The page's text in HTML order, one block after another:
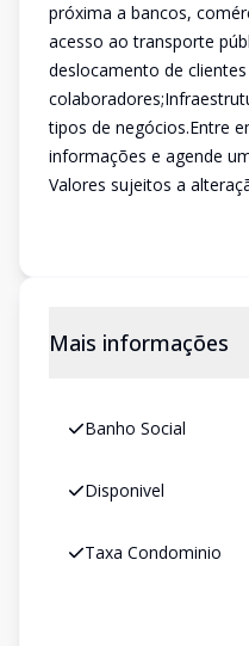
próxima a bancos,
acesso ao transporte
deslocamento de clientes
tipos de negócios.Entre
informações e agende
Valores sujeitos a
Mais informações
Banho Social
Disponivel
Taxa Condominio